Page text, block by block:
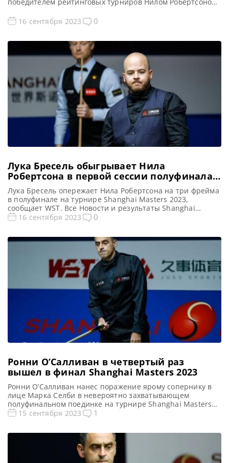
Shanghai Masters 2023 Shanghai Masters 2023.
Результаты, турнирная сетка Голосования и опросы
Masters 2023 Видео Shanghai Masters 2023 Победа Луки
[…]
16 сентября 2023 0
Лука Бресель обыгрывает Нила
Робертсона в первой сессии полуфинала
Shanghai Masters 2023
Лука Бресель опережает Нила Робертсона на три фрейма
в полуфинале на турнире Shanghai Masters 2023,
сообщает WST. Все Новости и результаты Shanghai
Masters 2023 Shanghai Masters 2023. Результаты,
Видео Shanghai Masters 2023 Чемпион мира Лука
Бресель лидирует со счетом 6-3 над австралийцем […]
16 сентября 2023 0
Ронни О’Салливан в четвертый раз
вышел в финал Shanghai Masters 2023
Ронни О’Салливан нанес поражение ярому сопернику в
лице Марка Селби в невероятно захватывающем
полуфинальном поединке на турнире Shanghai Masters
2023, сообщает WST. Все Новости и результаты Shanghai
2023 Расписание трансляций Shanghai Masters 2023
Видео Shanghai Masters 2023 Действующий Чемпион
Ронни О’Салливан одержал […]
15 сентября 2023 1